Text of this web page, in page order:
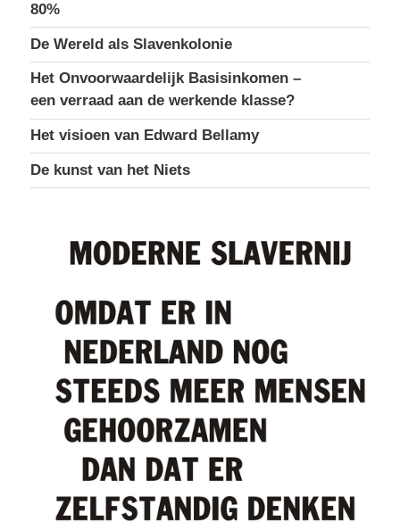
80%
De Wereld als Slavenkolonie
Het Onvoorwaardelijk Basisinkomen –
een verraad aan de werkende klasse?
Het visioen van Edward Bellamy
De kunst van het Niets